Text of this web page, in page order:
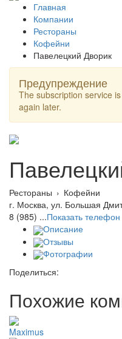
Главная
Компании
Рестораны
Кофейни
Павелецкий Дворик
Предупреждение
The subscription service
again later.
Рестораны › Кофейни
г. Москва, ул. Большая
8 (985) ...Показать телефон
Описание
Отзывы
Фотографии
Поделиться:
Похожие
Maximus